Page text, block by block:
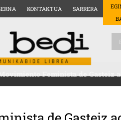
KONTAKTUA SARRERA
Feminista de Gasteiz